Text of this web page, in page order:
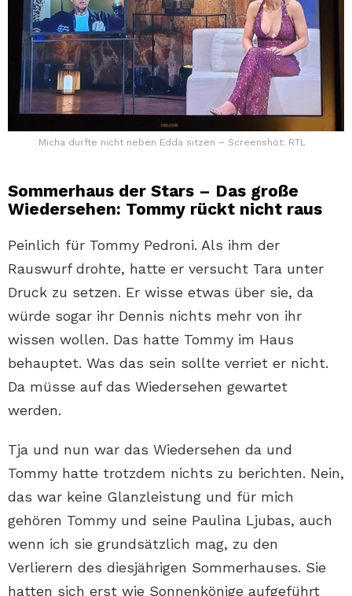
Micha durfte nicht neben Edda sitzen – Screenshot: RTL
Sommerhaus der Stars – Das große
Wiedersehen: Tommy rückt nicht raus
Peinlich für Tommy Pedroni. Als ihm der
Rauswurf drohte, hatte er versucht Tara unter
Druck zu setzen. Er wisse etwas über sie, da
würde sogar ihr Dennis nichts mehr von ihr
wissen wollen. Das hatte Tommy im Haus
behauptet. Was das sein sollte verriet er nicht.
Da müsse auf das Wiedersehen gewartet
werden.
Tja und nun war das Wiedersehen da und
Tommy hatte trotzdem nichts zu berichten. Nein,
das war keine Glanzleistung und für mich
gehören Tommy und seine Paulina Ljubas, auch
wenn ich sie grundsätzlich mag, zu den
Verlierern des diesjährigen Sommerhauses. Sie
hatten sich erst wie Sonnenkönige aufgeführt